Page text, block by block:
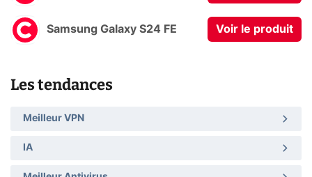
Samsung Galaxy S24 FE Voir le produit
Les tendances
Meilleur VPN
IA